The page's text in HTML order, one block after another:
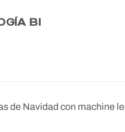
BI
de Navidad con machine